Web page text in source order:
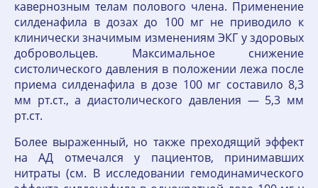
кавернозным телам полового члена. Применение
силденафила в дозах до 100 мг не приводило к
клинически значимым изменениям ЭКГ у здоровых
добровольцев. Максимальное снижение
систолического давления в положении лежа после
приема силденафила в дозе 100 мг составило 8,3
мм рт.ст., а диастолического давления — 5,3 мм
рт.ст.
Более выраженный, но также преходящий эффект
на АД отмечался у пациентов, принимавших
нитраты (см. В исследовании гемодинамического